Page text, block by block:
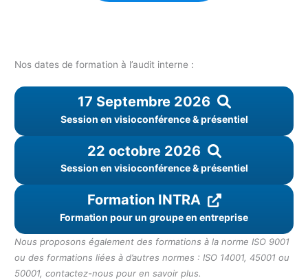
Nos dates de formation à l’audit interne :
17 Septembre 2026
Session en visioconférence & présentiel
22 octobre 2026
Session en visioconférence & présentiel
Formation INTRA
Formation pour un groupe en entreprise
Nous proposons également des formations à la norme ISO 9001
ou des formations liées à d’autres normes : ISO 14001, 45001 ou
50001, contactez-nous pour en savoir plus.